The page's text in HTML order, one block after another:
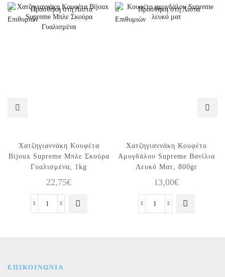
Προσθήκη στη Λίστα
Επιθυμιών
Χατζηγιαννάκη Κουφέτα
Bijoux Supreme Μπλε Σκούρα
Γυαλισμένα, 1kg
22,75€
Χατζηγιαννάκη
Γυαλισμένα,
Προσθήκη στη Λίστα
Επιθυμιών
Χατζηγιαννάκη Κουφέτο
Αμυγδάλου Supreme Βανίλια
Λευκό Ματ, 800gr
13,00€
Χατζηγιαννάκη
ΕΠΙΚΟΙΝΩΝΙΑ